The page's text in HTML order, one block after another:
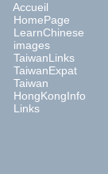
Accueil
HomePage
LearnChinese
images
TaiwanLinks
TaiwanExpat
Taiwan
HongKongInfo
Links